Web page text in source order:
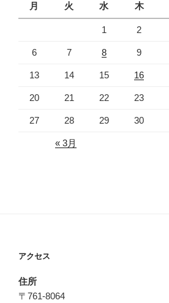
ス
月
火 水 木
1 2
6 7 8 9
13 14 15 16
20 21 22 23
27 28 29 30
« 3月
アクセス
住所
〒761-8064